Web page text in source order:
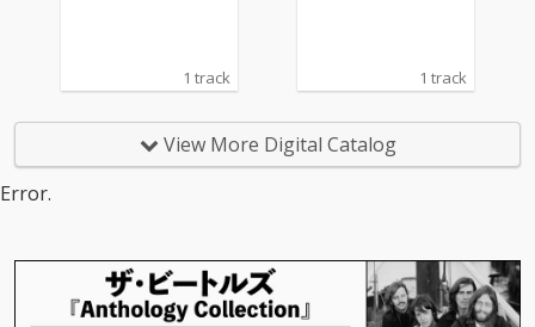
1 track 1 track
View More Digital Catalog
Error.